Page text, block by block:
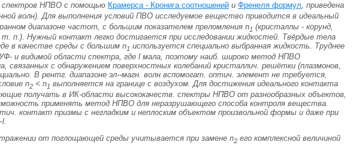
спектров НПВО с помощью Крамерса - Кронига соотношений и Френеля формул, приведена
волн). Для выполнения условий ПВО исследуемое вещество приводится в идеальный
диапазоне частот, с большим показателем преломления n1 (кристаллы - корунд,
п.). Нужный контакт легко достигается при исследовании жидкостей. Твёрдые тела
в качестве среды с большим n1 используется специально выбранная жидкость. Труднее
и видимой области спектра, где l мала, поэтому наиб. широко метод НПВО
связанных с обнаружением поверхностных колебаний кристаллич. решётки (плазмонов,
В рентг. диапазоне эл--магн. волн вспомогат. оптич. элемент не требуется,
n2 < n1 выполняется на границе с воздухом. Для достижения идеального контакта
получать в ИК-области высококачеств. спектры НПВО от разнообразных объектов,
применять метод НПВО для неразрушающего способа контроля вещества.
контакт призмы с негладким и неплоским объектом произвольной формы и даже при
от поглощающей среды учитывается при замене n2 его комплексной величиной